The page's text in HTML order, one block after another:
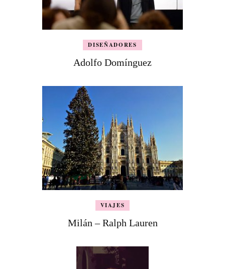
DISEÑADORES
Adolfo Domínguez
VIAJES
Milán – Ralph Lauren